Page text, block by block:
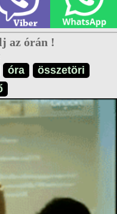
az órán !
óra
összetöri